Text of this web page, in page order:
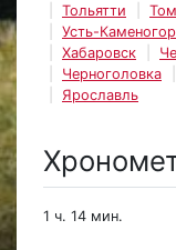
Тольятти
Усть-
Хабаровск
Черноголовка
Ярославль
1 ч. 14 мин.